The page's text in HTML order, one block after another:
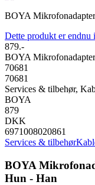
BOYA
Dette produkt er endnu
879.-
BOYA
70681
70681
Services & tilbehør,
BOYA
879
DKK
6971008020861
Services & tilbehør
BOYA
Hun - Han